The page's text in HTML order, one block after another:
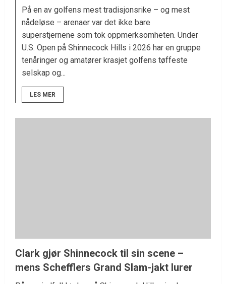
På en av golfens mest tradisjonsrike – og mest
nådeløse – arenaer var det ikke bare
superstjernene som tok oppmerksomheten. Under
U.S. Open på Shinnecock Hills i 2026 har en gruppe
tenåringer og amatører krasjet golfens tøffeste
selskap og...
LES MER
Clark gjør Shinnecock til sin scene –
mens Schefflers Grand Slam-jakt lurer